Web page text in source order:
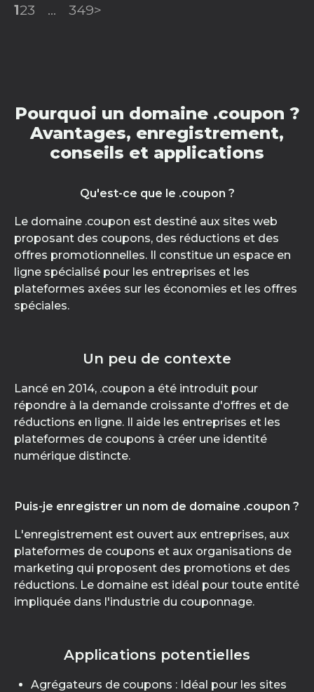
123 ... 349>
Pourquoi un domaine .coupon ?
Avantages, enregistrement,
conseils et applications
Qu'est-ce que le .coupon ?
Le domaine .coupon est destiné aux sites web
proposant des coupons, des réductions et des
offres promotionnelles. Il constitue un espace en
ligne spécialisé pour les entreprises et les
plateformes axées sur les économies et les offres
spéciales.
Un peu de contexte
Lancé en 2014, .coupon a été introduit pour
répondre à la demande croissante d'offres et de
réductions en ligne. Il aide les entreprises et les
plateformes de coupons à créer une identité
numérique distincte.
Puis-je enregistrer un nom de domaine .coupon ?
L'enregistrement est ouvert aux entreprises, aux
plateformes de coupons et aux organisations de
marketing qui proposent des promotions et des
réductions. Le domaine est idéal pour toute entité
impliquée dans l'industrie du couponnage.
Applications potentielles
Agrégateurs de coupons : Idéal pour les sites